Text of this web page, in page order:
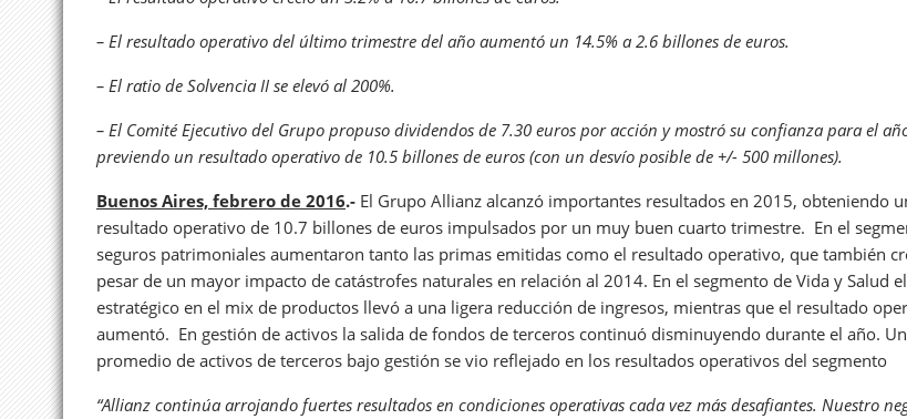
– El resultado operativo del último trimestre del año aumentó un 14.5% a 2.6 billones de euros.
– El ratio de Solvencia II se elevó al 200%.
– El Comité Ejecutivo del Grupo propuso dividendos de 7.30 euros por acción y mostró su confianza para el
previendo un resultado operativo de 10.5 billones de euros (con un desvío posible de +/- 500 millones).
Buenos Aires, febrero de 2016.- El Grupo Allianz alcanzó importantes resultados en 2015, obteniendo
resultado operativo de 10.7 billones de euros impulsados por un muy buen cuarto trimestre. En el
seguros patrimoniales aumentaron tanto las primas emitidas como el resultado operativo, que también
pesar de un mayor impacto de catástrofes naturales en relación al 2014. En el segmento de Vida y Salud
estratégico en el mix de productos llevó a una ligera reducción de ingresos, mientras que el resultado
aumentó. En gestión de activos la salida de fondos de terceros continuó disminuyendo durante el año.
promedio de activos de terceros bajo gestión se vio reflejado en los resultados operativos del segmento
“Allianz continúa arrojando fuertes resultados en condiciones operativas cada vez más desafiantes. Nuestro